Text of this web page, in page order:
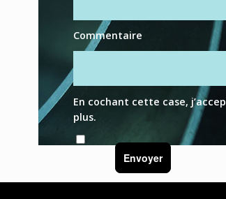
Commentaire
En cochant cette case,
plus.
Envoyer